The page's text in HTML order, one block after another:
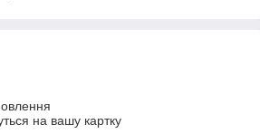
на вашу картку